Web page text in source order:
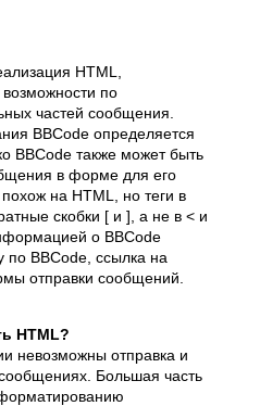
HTML,
по
частей сообщения.
BBCode определяется
BBCode также может быть
в форме для его
на HTML, но теги в
скобки [ и ], а не в < и
о BBCode
по BBCode, ссылка на
отправки сообщений.
HTML?
невозможны отправка и
Большая часть